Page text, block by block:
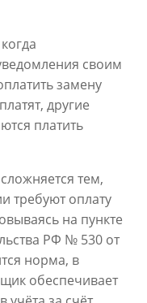
своим
замену
другие
платить
тем,
требуют оплату
на пункте
РФ № 530 от
норма, в
обеспечивает